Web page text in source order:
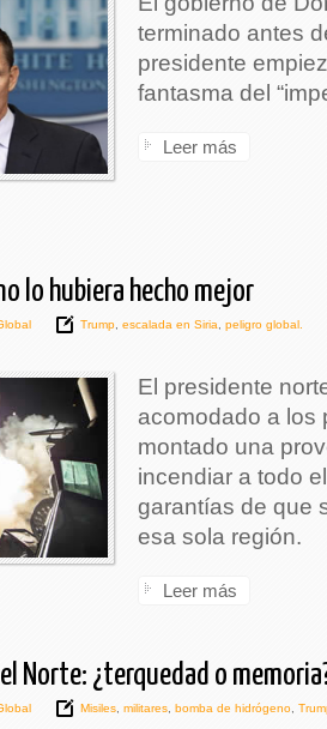
terminado antes
presidente
fantasma del
Leer más
lo hubiera hecho mejor
Trump escalada en Siria peligro global.
El presidente
acomodado a los
montado una
incendiar a todo
garantías de que
esa sola región.
Leer más
Norte: ¿terquedad o
Misiles militares bomba de hidrógeno